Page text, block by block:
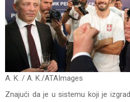
A. K. / A. K./ATAImages
Znajući da je u sistemu koji je